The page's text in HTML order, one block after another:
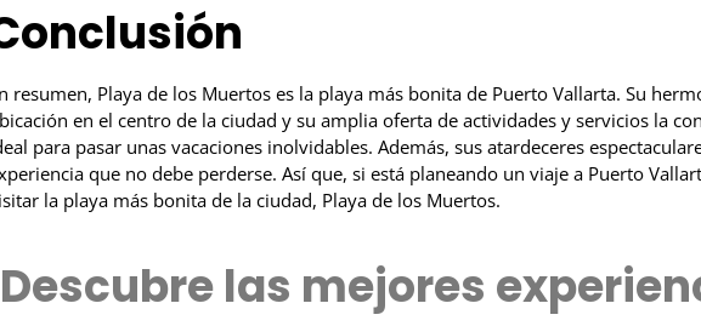
resumen, Playa de los Muertos es la playa más bonita de Puerto Vallarta. Su
en el centro de la ciudad y su amplia oferta de actividades y servicios la
para pasar unas vacaciones inolvidables. Además, sus atardeceres
que no debe perderse. Así que, si está planeando un viaje a Puerto
la playa más bonita de la ciudad, Playa de los Muertos.
Descubre las mejores